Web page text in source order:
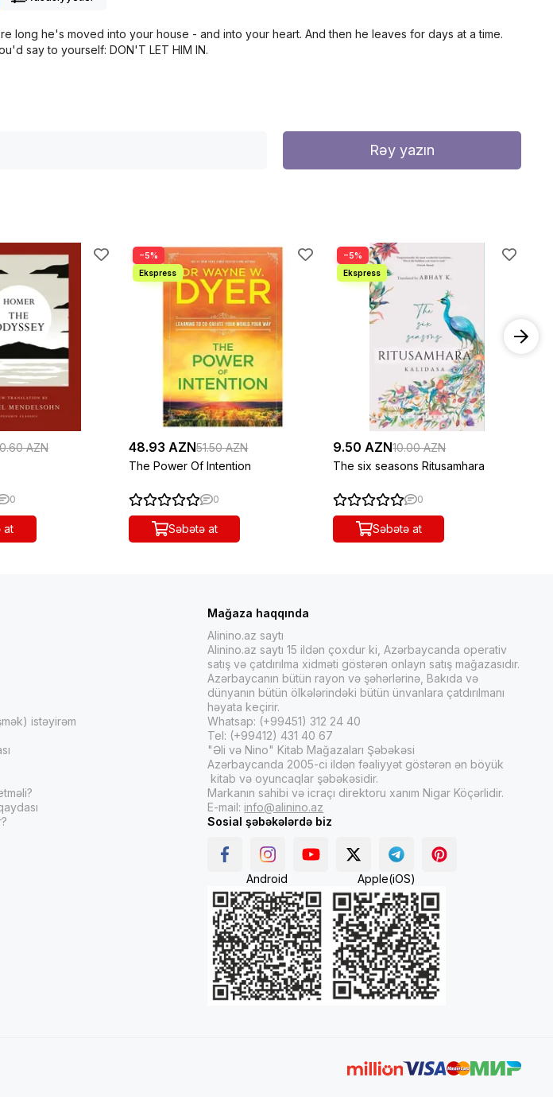
long he's moved into your house - and into your heart. And then he leaves for days at a time.
say to yourself: DON'T LET HIM IN.
Rəy yazın
AZN
0
at
−5%
48.93 AZN51.50 AZN
The Power Of Intention
0
Səbətə at
−5%
9.50 AZN10.00 AZN
The six seasons Ritusamhara
0
Səbətə at
istəyirəm
Mağaza haqqında
Alinino.az saytı
Alinino.az saytı 15 ildən çoxdur ki, Azərbaycanda operativ
satış və çatdırılma xidməti göstərən onlayn satış mağazasıdır.
Azərbaycanın bütün rayon və şəhərlərinə, Bakıda və
dünyanın bütün ölkələrindəki bütün ünvanlara çatdırılmanı
həyata keçirir.
Whatsap: (+99451) 312 24 40
Tel: (+99412) 431 40 67
"Əli və Nino" Kitab Mağazaları Şəbəkəsi
Azərbaycanda 2005-ci ildən fəaliyyət göstərən ən böyük
kitab və oyuncaqlar şəbəkəsidir.
Markanın sahibi və icraçı direktoru xanım Nigar Köçərlidir.
E-mail: info@alinino.az
Sosial şəbəkələrdə biz
Android Apple(iOS)